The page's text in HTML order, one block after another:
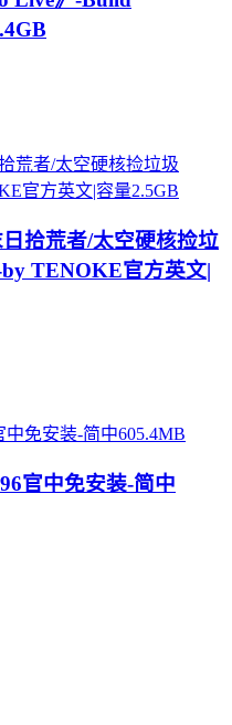
拾荒者/太空硬核捡垃
TENOKE官方英文|
官中免安装-简中